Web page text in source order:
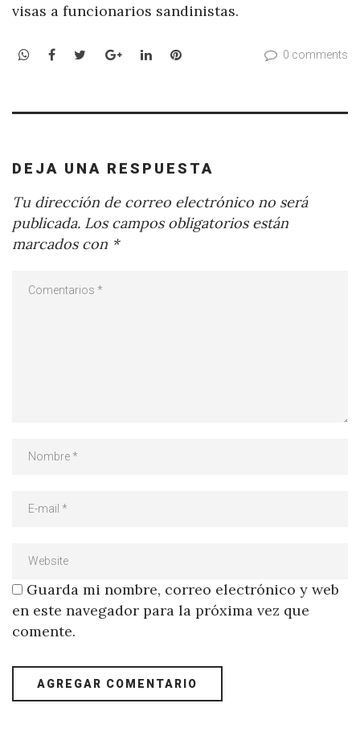
visas a funcionarios sandinistas.
WhatsApp
Facebook
TwitterGoogle+LinkedInPinterest 0 comments
DEJA UNA RESPUESTA
Tu dirección de correo electrónico no será
publicada. Los campos obligatorios están
marcados con *
Guarda mi nombre, correo electrónico y web
en este navegador para la próxima vez que
comente.